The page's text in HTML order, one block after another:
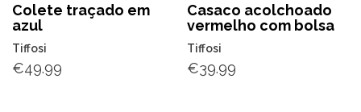
Colete traçado em
azul
Tiffosi
€49.99
Casaco acolchoado
vermelho com bolsa
Tiffosi
€39.99